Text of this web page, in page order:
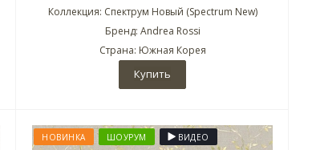
Коллекция: Спектрум Новый (Spectrum New)
Бренд: Andrea Rossi
Страна: Южная Корея
Купить
НОВИНКА ШОУРУМ ВИДЕО